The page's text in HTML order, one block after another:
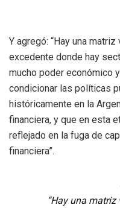
Y agregó: “Hay una
excedente donde hay
mucho poder económico
condicionar las políticas
históricamente en la
financiera, y que en esta
reflejado en la fuga de
financiera”.
“Hay una